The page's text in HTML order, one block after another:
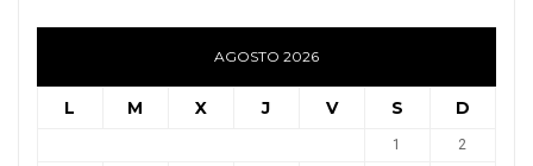
AGOSTO 2026
L M X J V S D
1 2